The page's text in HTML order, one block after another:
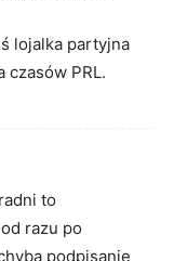
lojalka partyjna
czasów PRL.
to
razu po
podpisanie